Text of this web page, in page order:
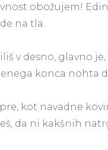
obožujem!
na tla.
v desno, glavno
enega konca nohta
kot navadne
da ni kakšnih